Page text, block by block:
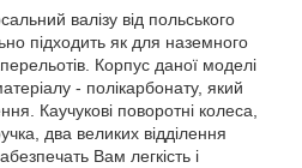
валізу від польського
підходить як для наземного
Корпус даної моделі
- полікарбонату, який
Каучукові поворотні колеса,
два великих відділення
Вам легкість і